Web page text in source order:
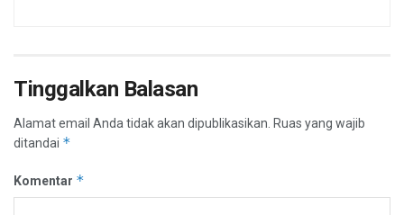
Tinggalkan Balasan
Alamat email Anda tidak akan dipublikasikan. Ruas yang wajib
ditandai *
Komentar *